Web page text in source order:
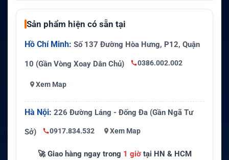
Sản phẩm hiện có sẵn tại
Hồ Chí Minh: Số 137 Đường Hòa Hưng, P12, Quận
10 (Gần Vòng Xoay Dân Chủ) 0386.002.002
Xem Map
Hà Nội: 226 Đường Láng - Đống Đa (Gần Ngã Tư
Sở) 0917.834.532 Xem Map
🚀 Giao hàng ngay trong 1 giờtại HN & HCM